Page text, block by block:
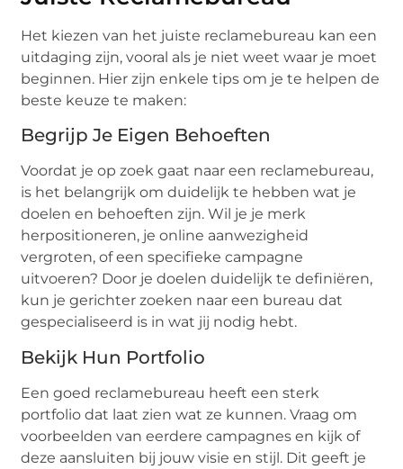
Het kiezen van het juiste reclamebureau kan een
uitdaging zijn, vooral als je niet weet waar je moet
beginnen. Hier zijn enkele tips om je te helpen de
beste keuze te maken:
Begrijp Je Eigen Behoeften
Voordat je op zoek gaat naar een reclamebureau,
is het belangrijk om duidelijk te hebben wat je
doelen en behoeften zijn. Wil je je merk
herpositioneren, je online aanwezigheid
vergroten, of een specifieke campagne
uitvoeren? Door je doelen duidelijk te definiëren,
kun je gerichter zoeken naar een bureau dat
gespecialiseerd is in wat jij nodig hebt.
Bekijk Hun Portfolio
Een goed reclamebureau heeft een sterk
portfolio dat laat zien wat ze kunnen. Vraag om
voorbeelden van eerdere campagnes en kijk of
deze aansluiten bij jouw visie en stijl. Dit geeft je